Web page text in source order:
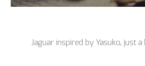
Jaguar inspired by Yasuko, just a